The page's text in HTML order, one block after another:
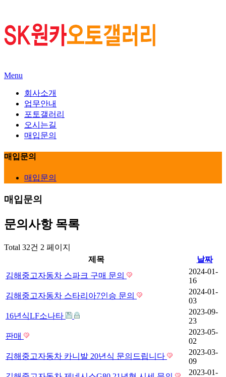
Menu
회사소개
업무안내
포토갤러리
오시는길
매입문의
매입문의
매입문의
매입문의
문의사항목록
Total 32건 2 페이지
제목
날짜
김해중고자동차 스파크 구매 문의
2024-01-
16
김해중고자동차 스타리아7인승 문의
2024-01-
03
16년식LF소나타
2023-09-
23
판매
2023-05-
02
김해중고자동차 카니발 20년식 문의드립니다
2023-03-
09
2023-01-